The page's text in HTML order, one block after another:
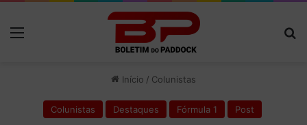
Início / Colunistas
Colunistas Destaques Fórmula 1 Post